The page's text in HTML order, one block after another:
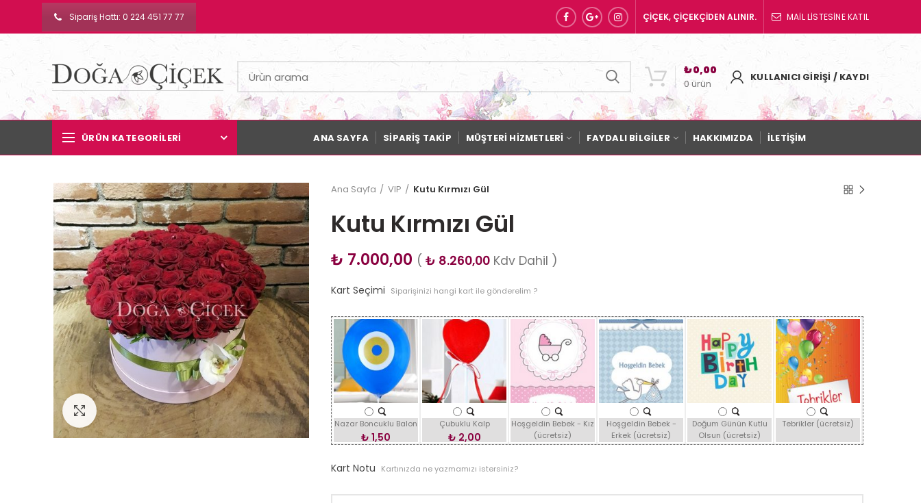
Sipariş Hattı: 0 224 451 77 77 ÇİÇEK, ÇİÇEKÇİDEN ALINIR. MAİL LİSTESİNE KATIL
0ürün
₺0,00
KULLANICI GIRIŞI / KAYDI
ÜRÜN KATEGORILERI ANA SAYFA SİPARİŞ TAKİP MÜŞTERİ HİZMETLERİ FAYDALI BİLGİLER HAKKIMIZDA İLETİŞİM
Büyütmek için tıklayın
Ana Sayfa VIP Kutu Kırmızı Gül
Kutu Kırmızı Gül
₺ 7.000,00 (₺ 8.260,00 Kdv Dahil )
Kart Seçimi Siparişinizi hangi kart ile gönderelim ?
Nazar Boncuklu Balon
₺ 1,50
Çubuklu Kalp
₺ 2,00
Hoşgeldin Bebek - Kız
(ücretsiz)
Hoşgeldin Bebek -
Erkek (ücretsiz)
Doğum Günün Kutlu
Olsun (ücretsiz)
Tebrikler (ücretsiz)
Kart Notu Kartınızda ne yazmamızı istersiniz?